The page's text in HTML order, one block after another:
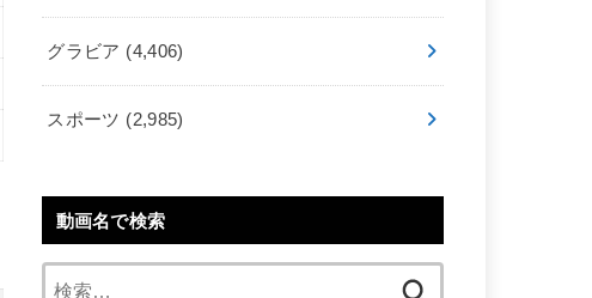
グラビア (4,406)
スポーツ (2,985)
動画名で検索